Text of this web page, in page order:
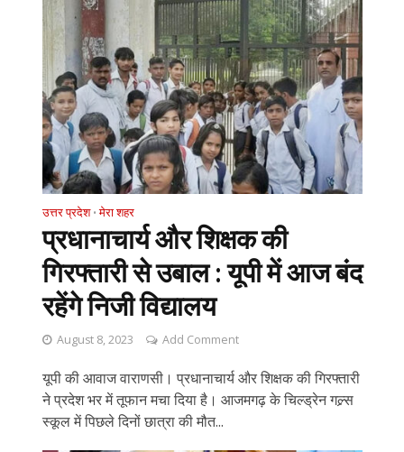
उत्तर प्रदेश • मेरा शहर
प्रधानाचार्य और शिक्षक की
गिरफ्तारी से उबाल : यूपी में आज बंद
रहेंगे निजी विद्यालय
August 8, 2023 Add Comment
यूपी की आवाज वाराणसी। प्रधानाचार्य और शिक्षक की गिरफ्तारी
ने प्रदेश भर में तूफान मचा दिया है। आजमगढ़ के चिल्ड्रेन गल्र्स
स्कूल में पिछले दिनों छात्रा की मौत...